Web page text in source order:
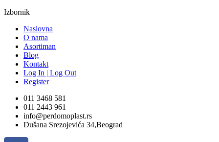
Izbornik
Naslovna
O nama
Asortiman
Blog
Kontakt
Log In | Log Out
Register
011 3468 581
011 2443 961
info@perdomoplast.rs
Dušana Srezojevića 34,Beograd